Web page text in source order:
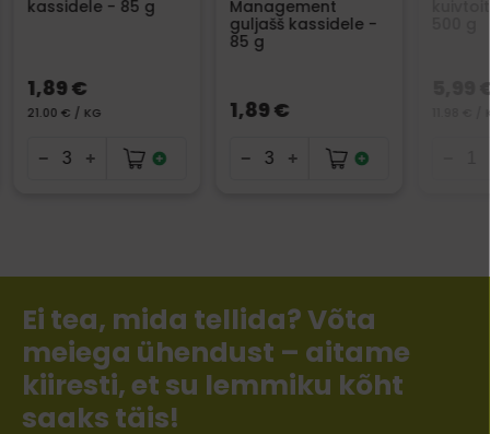
kassidele - 85 g
1,89 €
21.00 € / KG
Management
guljašš kassidele -
85 g
1,89 €
5,99
11.98 € /
Ei tea, mida tellida? Võta
meiega ühendust – aitame
kiiresti, et su lemmiku kõht
saaks täis!